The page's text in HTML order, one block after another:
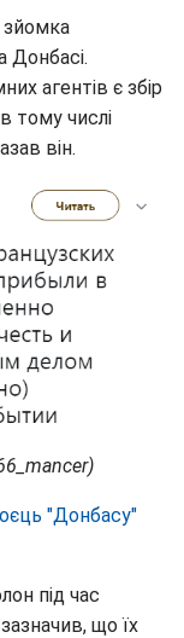
Донбасі.
агентів є збір
тому числі
він.
"Донбасу"
під час
що їх